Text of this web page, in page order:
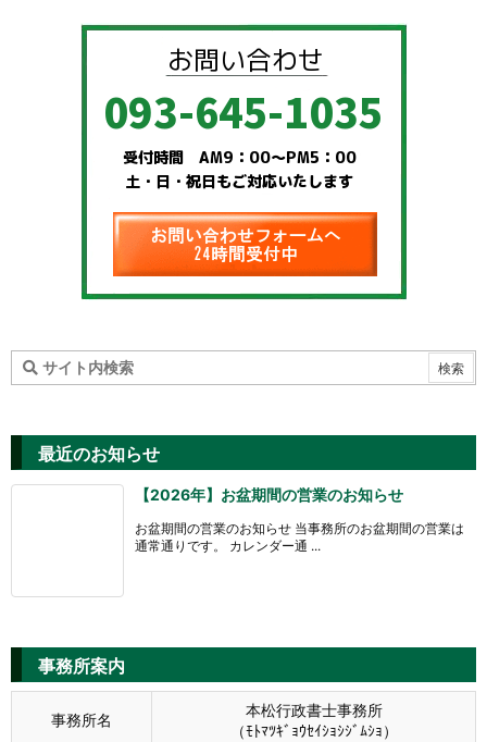
最近のお知らせ
【2026年】お盆期間の営業のお知らせ
お盆期間の営業のお知らせ 当事務所のお盆期間の営業は
通常通りです。 カレンダー通 ...
事務所案内
事務所名
本松行政書士事務所
（ﾓﾄﾏﾂｷﾞｮｳｾｲｼｮｼｼﾞﾑｼｮ）